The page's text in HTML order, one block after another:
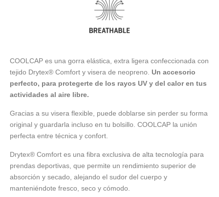
COOLCAP es una gorra elástica, extra ligera confeccionada con
tejido Drytex® Comfort y visera de neopreno. Un accesorio
perfecto, para protegerte de los rayos UV y del calor en tus
actividades al aire libre.
Gracias a su visera flexible, puede doblarse sin perder su forma
original y guardarla incluso en tu bolsillo. COOLCAP la unión
perfecta entre técnica y confort.
Drytex® Comfort es una fibra exclusiva de alta tecnología para
prendas deportivas, que permite un rendimiento superior de
absorción y secado, alejando el sudor del cuerpo y
manteniéndote fresco, seco y cómodo.